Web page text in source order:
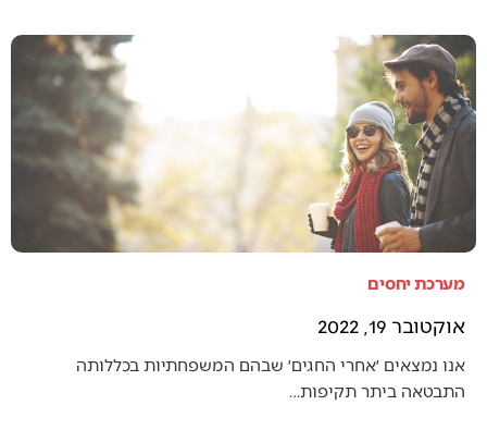
מערכת יחסים
אוקטובר 19, 2022
אנו נמצאים ׳אחרי החגים׳ שבהם המשפחתיות בכללותה
התבטאה ביתר תקיפות…